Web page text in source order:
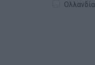
Ολλανδία